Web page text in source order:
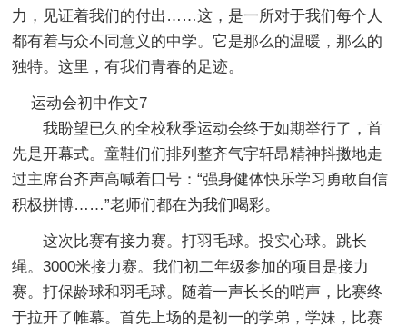
力，见证着我们的付出……这，是一所对于我们每个人
都有着与众不同意义的中学。它是那么的温暖，那么的
独特。这里，有我们青春的足迹。
运动会初中作文7
我盼望已久的全校秋季运动会终于如期举行了，首
先是开幕式。童鞋们们排列整齐气宇轩昂精神抖擞地走
过主席台齐声高喊着口号：“强身健体快乐学习勇敢自信
积极拼博……”老师们都在为我们喝彩。
这次比赛有接力赛。打羽毛球。投实心球。跳长
绳。3000米接力赛。我们初二年级参加的项目是接力
赛。打保龄球和羽毛球。随着一声长长的哨声，比赛终
于拉开了帷幕。首先上场的是初一的学弟，学妹，比赛